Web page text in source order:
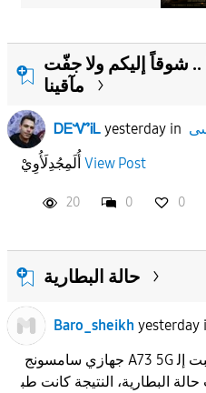
.. شوقاً إليكم ولا جفّت
مآقينا
ᎠᎬᏉᎥᏞ yesterdayin
View Post
20 0 0
حالة البطارية
Baro_sheikh yesterday
البطارية، النتيجة كانت طب